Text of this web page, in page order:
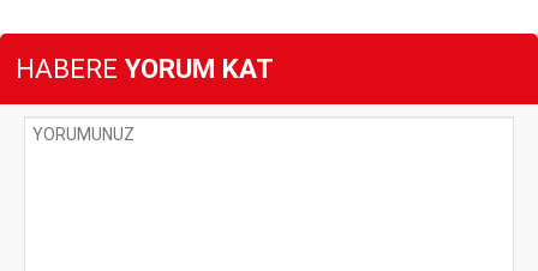
HABERE YORUM KAT